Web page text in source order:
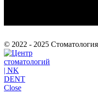
© 2022 - 2025
Close